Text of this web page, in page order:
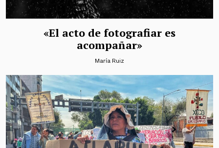
«El acto de fotografiar es
acompañar»
María Ruiz